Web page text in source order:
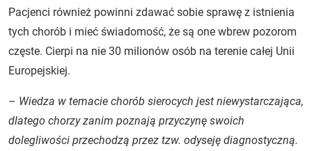
Pacjenci również powinni zdawać sobie sprawę z istnienia
tych chorób i mieć świadomość, że są one wbrew pozorom
częste. Cierpi na nie 30 milionów osób na terenie całej Unii
Europejskiej.
– Wiedza w temacie chorób sierocych jest niewystarczająca,
dlatego chorzy zanim poznają przyczynę swoich
dolegliwości przechodzą przez tzw. odyseję diagnostyczną.